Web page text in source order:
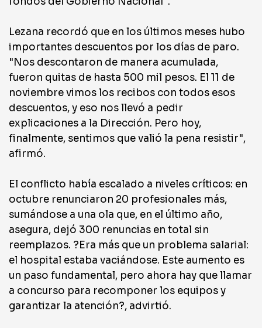
Lezana recordó que en los últimos meses hubo
importantes descuentos por los días de paro.
"Nos descontaron de manera acumulada,
fueron quitas de hasta 500 mil pesos. El 11 de
noviembre vimos los recibos con todos esos
descuentos, y eso nos llevó a pedir
explicaciones a la Dirección. Pero hoy,
finalmente, sentimos que valió la pena resistir",
afirmó.
El conflicto había escalado a niveles críticos: en
octubre renunciaron 20 profesionales más,
sumándose a una ola que, en el último año,
asegura, dejó 300 renuncias en total sin
reemplazos. ?Era más que un problema salarial:
el hospital estaba vaciándose. Este aumento es
un paso fundamental, pero ahora hay que llamar
a concurso para recomponer los equipos y
garantizar la atención?, advirtió.